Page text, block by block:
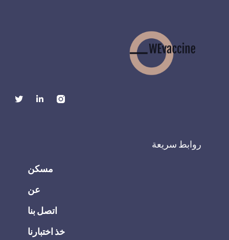
روابط سريعة
مسكن
عن
اتصل بنا
خذ اختبارنا